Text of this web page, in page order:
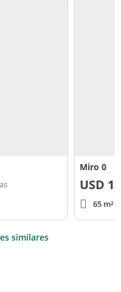
Miro 0
USD
65 m²
similares